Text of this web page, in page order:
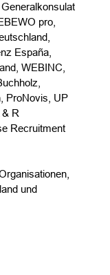
pro,
España,
WEBINC,
ProNovis, UP
R
Recruitment
und